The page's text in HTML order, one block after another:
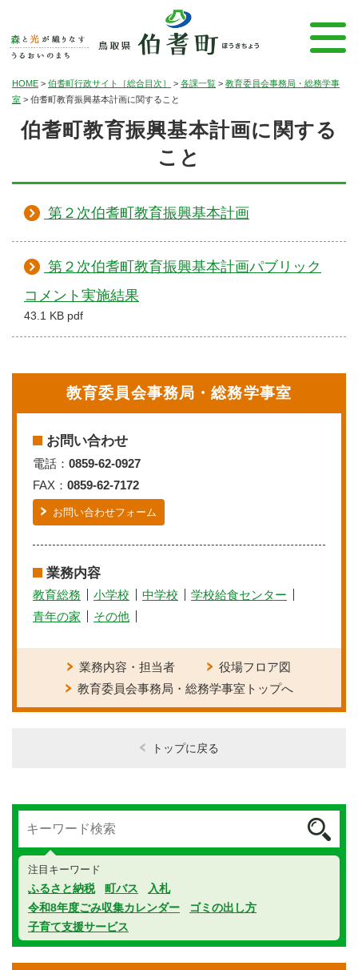
HOME > 伯耆町行政サイト［総合目次］ > 各課一覧 > 教育委員会事務局・総務学事
室 > 伯耆町教育振興基本計画に関すること
伯耆町教育振興基本計画に関する
こと
第２次伯耆町教育振興基本計画
第２次伯耆町教育振興基本計画パブリック
コメント実施結果
43.1 KB pdf
教育委員会事務局・総務学事室
お問い合わせ
電話： 0859-62-0927
FAX： 0859-62-7172
お問い合わせフォーム
業務内容
教育総務 小学校 中学校
学校給食センター
青年の家
その他
業務内容・担当者
役場フロア図
教育委員会事務局・総務学事室トップへ
トップに戻る
注目キーワード
ふるさと納税 町バス
入札
令和8年度ごみ収集カレンダー
ゴミの出し方
子育て支援サービス